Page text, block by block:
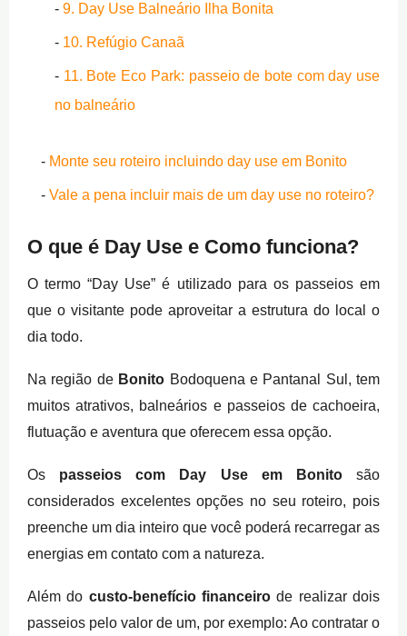
9. Day Use Balneário Ilha Bonita
10. Refúgio Canaã
11. Bote Eco Park: passeio de bote com day use
no balneário
Monte seu roteiro incluindo day use em Bonito
Vale a pena incluir mais de um day use no roteiro?
O que é Day Use e Como funciona?
O termo “Day Use” é utilizado para os passeios em
que o visitante pode aproveitar a estrutura do local o
dia todo.
Na região de Bonito Bodoquena e Pantanal Sul, tem
muitos atrativos, balneários e passeios de cachoeira,
flutuação e aventura que oferecem essa opção.
Os passeios com Day Use em Bonitosão
considerados excelentes opções no seu roteiro, pois
preenche um dia inteiro que você poderá recarregar as
energias em contato com a natureza.
Além do custo-benefício financeiro de realizar dois
passeios pelo valor de um, por exemplo: Ao contratar o